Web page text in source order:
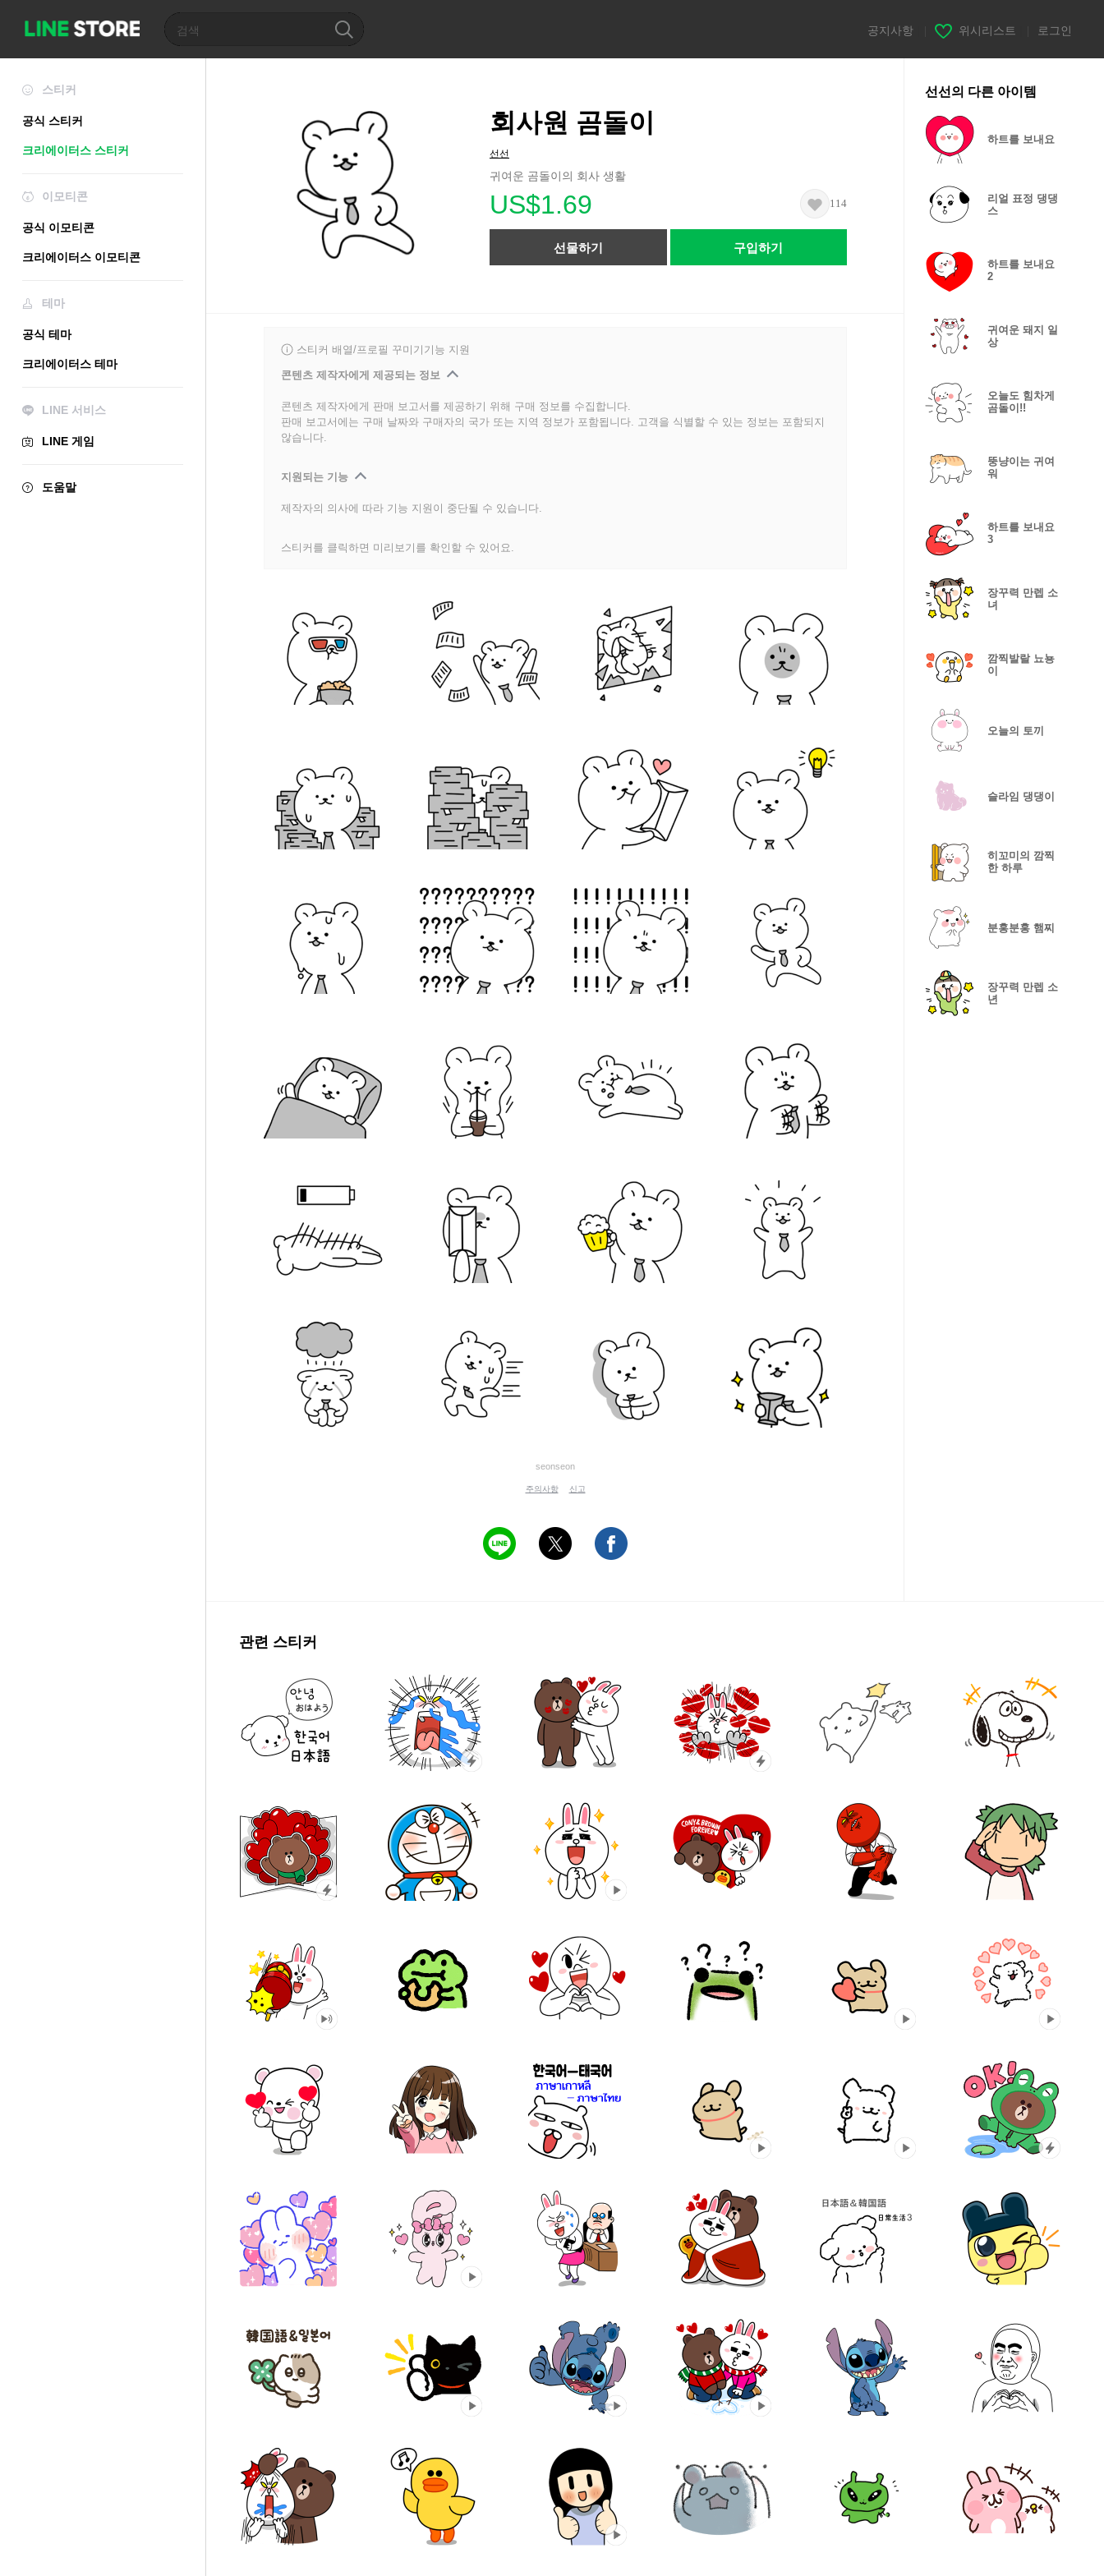
공지사항 위시리스트 로그인
스티커
공식 스티커
크리에이터스 스티커
이모티콘
공식 이모티콘
크리에이터스 이모티콘
테마
공식 테마
크리에이터스 테마
LINE 서비스
LINE 게임
도움말
회사원 곰돌이
선선
귀여운 곰돌이의 회사 생활
US$1.69 114
선물하기 구입하기
스티커 배열/프로필 꾸미기기능 지원
콘텐츠 제작자에게 제공되는 정보
콘텐츠 제작자에게 판매 보고서를 제공하기 위해 구매 정보를 수집합니다.
판매 보고서에는 구매 날짜와 구매자의 국가 또는 지역 정보가 포함됩니다. 고객을 식별할 수 있는 정보는 포함되지
않습니다.
지원되는 기능
제작자의 의사에 따라 기능 지원이 중단될 수 있습니다.
스티커를 클릭하면 미리보기를 확인할 수 있어요.
seonseon
주의사항 신고
선선의 다른 아이템
하트를 보내요
리얼 표정 댕댕
스
하트를 보내요
2
귀여운 돼지 일
상
오늘도 힘차게
곰돌이!!
뚱냥이는 귀여
워
하트를 보내요
3
장꾸력 만렙 소
녀
깜찍발랄 뇨뇽
이
오늘의 토끼
슬라임 댕댕이
히꼬미의 깜찍
한 하루
분홍분홍 햄찌
장꾸력 만렙 소
년
관련 스티커